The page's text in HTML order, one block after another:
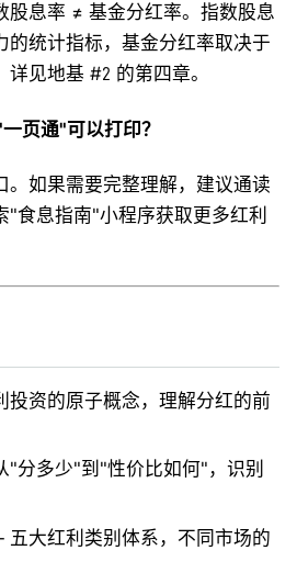
股息率 ≠ 基金分红率。指数股息
的统计指标，基金分红率取决于
见地基 #2 的第四章。
页通"可以打印？
。如果需要完整理解，建议通读
"食息指南"小程序获取更多红利
资的原子概念，理解分红的前
分多少"到"性价比如何"，识别
大红利类别体系，不同市场的